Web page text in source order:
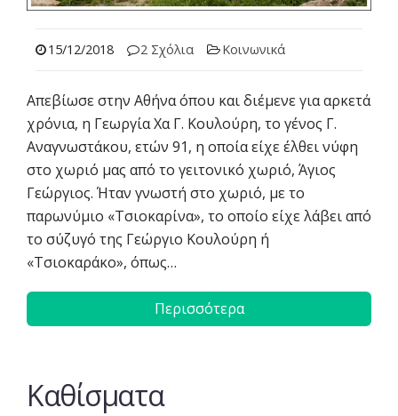
15/12/2018 2 Σχόλια Κοινωνικά
Απεβίωσε στην Αθήνα όπου και διέμενε για αρκετά
χρόνια, η Γεωργία Χα Γ. Κουλούρη, το γένος Γ.
Αναγνωστάκου, ετών 91, η οποία είχε έλθει νύφη
στο χωριό μας από το γειτονικό χωριό, Άγιος
Γεώργιος. Ήταν γνωστή στο χωριό, με το
παρωνύμιο «Τσιοκαρίνα», το οποίο είχε λάβει από
το σύζυγό της Γεώργιο Κουλούρη ή
«Τσιοκαράκο», όπως…
Περισσότερα
Καθίσματα